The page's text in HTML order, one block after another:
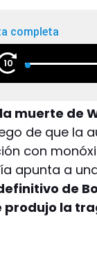
completa
10
la muerte de
de que la
con
apunta a
de
produjo la